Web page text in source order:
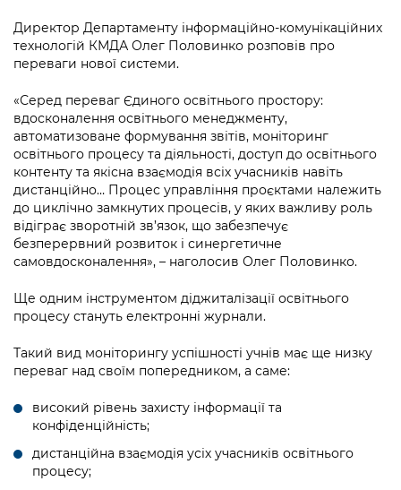
Директор Департаменту інформаційно-комунікаційних
технологій КМДА Олег Половинко розповів про
переваги нової системи.
«Серед переваг Єдиного освітнього простору:
вдосконалення освітнього менеджменту,
автоматизоване формування звітів, моніторинг
освітнього процесу та діяльності, доступ до освітнього
контенту та якісна взаємодія всіх учасників навіть
дистанційно… Процес управління проєктами належить
до циклічно замкнутих процесів, у яких важливу роль
відіграє зворотній зв’язок, що забезпечує
безперервний розвиток і синергетичне
самовдосконалення», – наголосив Олег Половинко.
Ще одним інструментом діджиталізації освітнього
процесу стануть електронні журнали.
Такий вид моніторингу успішності учнів має ще низку
переваг над своїм попередником, а саме:
високий рівень захисту інформації та
конфіденційність;
дистанційна взаємодія усіх учасників освітнього
процесу;